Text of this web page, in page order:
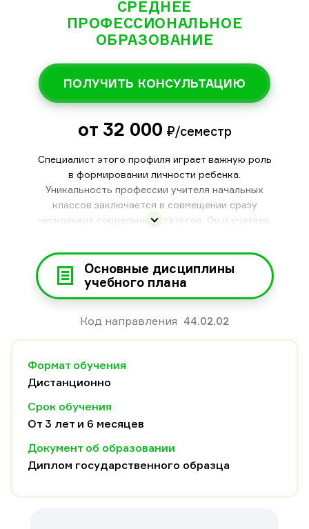
СРЕДНЕЕ
ПРОФЕССИОНАЛЬНОЕ
ОБРАЗОВАНИЕ
ПОЛУЧИТЬ КОНСУЛЬТАЦИЮ
от 32 000 ₽/семестр
Специалист этого профиля играет важную роль
в формировании личности ребенка.
Уникальность профессии учителя начальных
классов заключается в совмещении сразу
нескольких социальных статусов. Он и учитель,
и вдохновитель, который призван помочь
ребёнку приобрести не только знания об
окружающем мире, овладеть умениями и
навыками, но помочь адаптироваться, раскрыть
себя самостоятельной творческой личностью.
Основные дисциплины
учебного плана
Код направления 44.02.02
Формат обучения
Дистанционно
Срок обучения
От 3 лет и 6 месяцев
Документ об образовании
Диплом государственного образца